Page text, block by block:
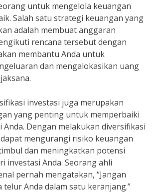
untuk mengelola keuangan
Salah satu strategi keuangan yang
adalah membuat anggaran
rencana tersebut dengan
membantu Anda untuk
dan mengalokasikan uang
investasi juga merupakan
yang penting untuk memperbaiki
Dengan melakukan diversifikasi
mengurangi risiko keuangan
dan meningkatkan potensi
investasi Anda. Seorang ahli
pernah mengatakan, “Jangan
telur Anda dalam satu keranjang.”